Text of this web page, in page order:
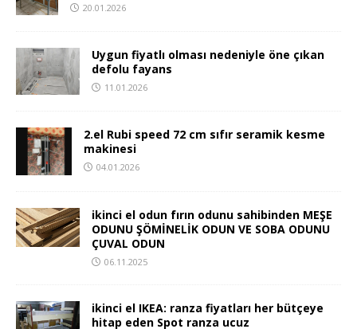
20.01.2026
Uygun fiyatlı olması nedeniyle öne çıkan
defolu fayans
11.01.2026
2.el Rubi speed 72 cm sıfır seramik kesme
makinesi
04.01.2026
ikinci el odun fırın odunu sahibinden MEŞE
ODUNU ŞÖMİNELİK ODUN VE SOBA ODUNU
ÇUVAL ODUN
06.11.2025
ikinci el IKEA: ranza fiyatları her bütçeye
hitap eden Spot ranza ucuz